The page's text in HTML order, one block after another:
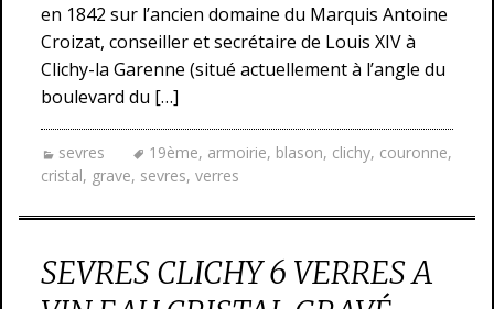
en 1842 sur l’ancien domaine du Marquis Antoine
Croizat, conseiller et secrétaire de Louis XIV à
Clichy-la Garenne (situé actuellement à l’angle du
boulevard du […]
sevres 19ème, armoirie, blason, clichy, couronne,
cristal, grave, sevres, verres
SEVRES CLICHY 6 VERRES A